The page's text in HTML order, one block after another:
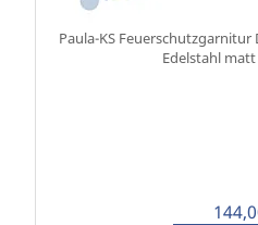
Paula-KS
Edelstahl